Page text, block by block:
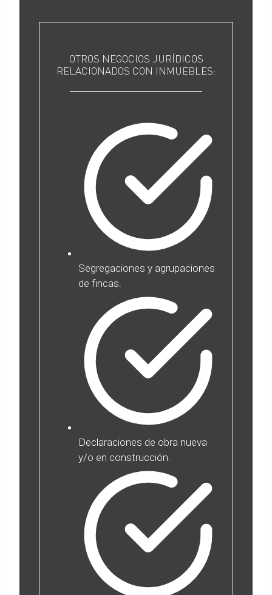
OTROS NEGOCIOS JURÍDICOS
RELACIONADOS CON INMUEBLES:
Segregaciones y agrupaciones
de fincas.
Declaraciones de obra nueva
y/o en construcción.